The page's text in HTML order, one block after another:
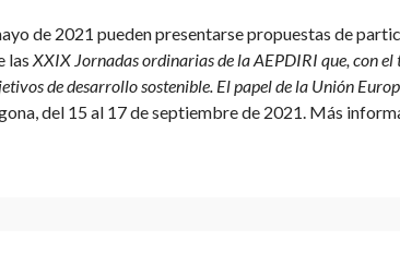
de 2021 pueden presentarse propuestas de
las XXIX Jornadas ordinarias de la AEPDIRI que, con
de desarrollo sostenible. El papel de la Unión
del 15 al 17 de septiembre de 2021. Más